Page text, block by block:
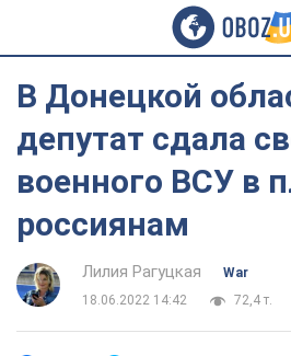
В Донецкой
депутат сдала
военного ВСУ в
россиянам
Лилия Рагуцкая
War
18.06.2022 14:42
72,4 т.